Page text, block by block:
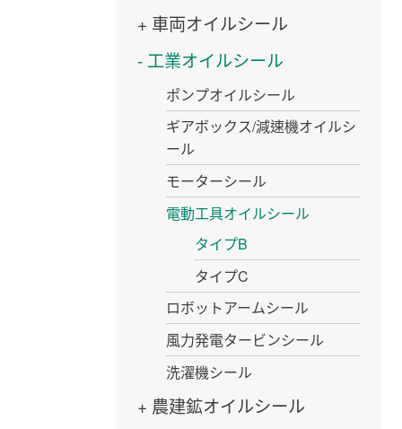
車両オイルシール
工業オイルシール
ポンプオイルシール
ギアボックス/減速機オイルシ
ール
モーターシール
電動工具オイルシール
タイプB
タイプC
ロボットアームシール
風力発電タービンシール
洗濯機シール
農建鉱オイルシール